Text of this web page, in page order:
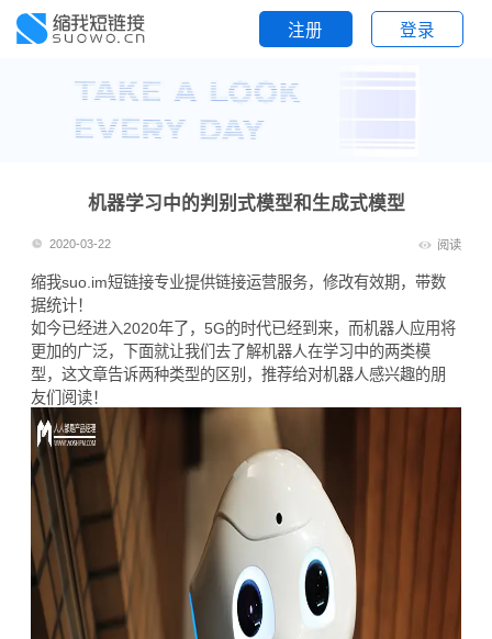
注册 登录
机器学习中的判别式模型和生成式模型
2020-03-22 阅读
缩我suo.im短链接专业提供链接运营服务，修改有效期，带数
据统计！
如今已经进入2020年了，5G的时代已经到来，而机器人应用将
更加的广泛，下面就让我们去了解机器人在学习中的两类模
型，这文章告诉两种类型的区别，推荐给对机器人感兴趣的朋
友们阅读！